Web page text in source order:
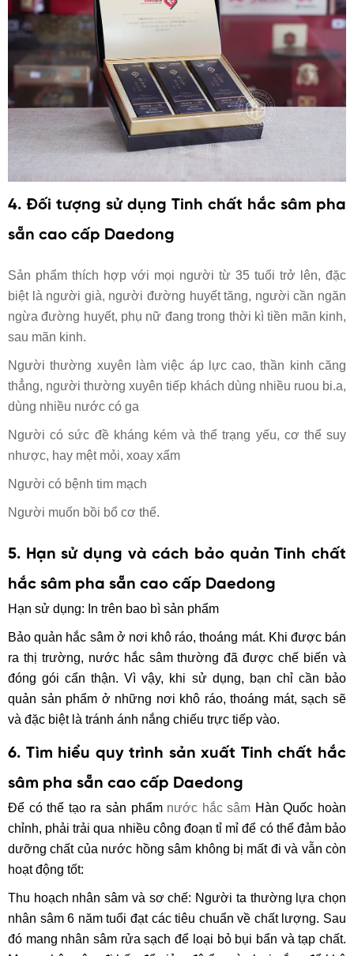
4. Đối tượng sử dụng Tinh chất hắc sâm pha
sẵn cao cấp Daedong
Sản phẩm thích hợp với mọi người từ 35 tuổi trở lên, đặc
biệt là người già, người đường huyết tăng, người cần ngăn
ngừa đường huyết, phụ nữ đang trong thời kì tiền mãn kinh,
sau mãn kinh.
Người thường xuyên làm việc áp lực cao, thần kinh căng
thẳng, người thường xuyên tiếp khách dùng nhiều ruou bi.a,
dùng nhiều nước có ga
Người có sức đề kháng kém và thể trạng yếu, cơ thể suy
nhược, hay mệt mỏi, xoay xẩm
Người có bệnh tim mạch
Người muốn bồi bổ cơ thể.
5. Hạn sử dụng và cách bảo quản Tinh chất
hắc sâm pha sẵn cao cấp Daedong
Hạn sử dụng: In trên bao bì sản phẩm
Bảo quản hắc sâm ở nơi khô ráo, thoáng mát. Khi được bán
ra thị trường, nước hắc sâm thường đã được chế biến và
đóng gói cẩn thận. Vì vậy, khi sử dụng, bạn chỉ cần bảo
quản sản phẩm ở những nơi khô ráo, thoáng mát, sạch sẽ
và đặc biệt là tránh ánh nắng chiếu trực tiếp vào.
6. Tìm hiểu quy trình sản xuất Tinh chất hắc
sâm pha sẵn cao cấp Daedong
Để có thể tạo ra sản phẩm nước hắc sâm Hàn Quốc hoàn
chỉnh, phải trải qua nhiều công đoạn tỉ mỉ để có thể đảm bảo
dưỡng chất của nước hồng sâm không bị mất đi và vẫn còn
hoạt động tốt:
Thu hoạch nhân sâm và sơ chế: Người ta thường lựa chọn
nhân sâm 6 năm tuổi đạt các tiêu chuẩn về chất lượng. Sau
đó mang nhân sâm rửa sạch để loại bỏ bụi bẩn và tạp chất.